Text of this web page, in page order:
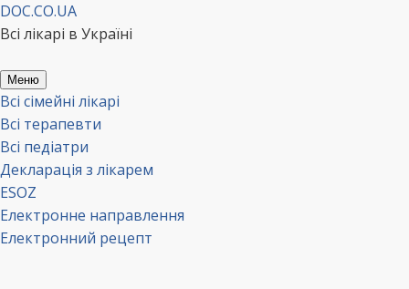
Перейти
до
DOC.CO.UA
Всі лікарі в Україні
Меню
Всі сімейні лікарі
Всі терапевти
Всі педіатри
Декларація з лікарем
ESOZ
Електронне направлення
Електронний рецепт